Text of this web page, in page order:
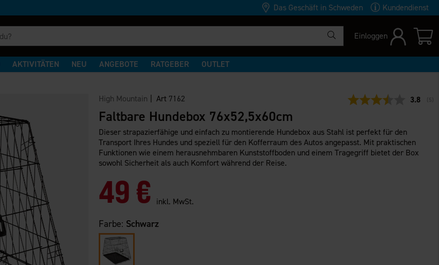
Das Geschäft in Schweden Kundendienst
Einloggen
AKTIVITÄTEN NEU ANGEBOTE RATGEBER OUTLET
High Mountain | Art 7162 3.8 (5
Faltbare Hundebox 76x52,5x60cm
Dieser strapazierfähige und einfach zu montierende Hundebox aus Stahl ist perfekt für den
Transport Ihres Hundes und speziell für den Kofferraum des Autos angepasst. Mit praktischen
Funktionen wie einem herausnehmbaren Kunststoffboden und einem Tragegriff bietet der Box
sowohl Sicherheit als auch Komfort während der Reise.
49 € inkl. MwSt.
Farbe: Schwarz